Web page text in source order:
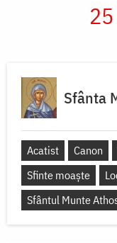
Sfânta
Acatist Canon
Sfinte moaște
Sfântul Munte